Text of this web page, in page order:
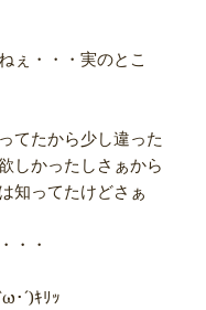
ぇ・・・実のとこ
てたから少し違った
しかったしさぁから
知ってたけどさぁ
・・
･´)ｷﾘｯ